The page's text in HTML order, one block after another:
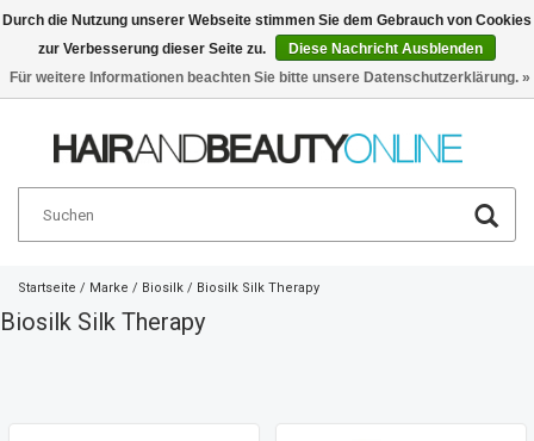
Deutsch €
Startseite / Marke / Biosilk / Biosilk Silk Therapy
Biosilk Silk Therapy
Durch die Nutzung unserer Webseite stimmen Sie dem Gebrauch von Cookies
zur Verbesserung dieser Seite zu.
Diese Nachricht Ausblenden
Für weitere Informationen beachten Sie bitte unsere Datenschutzerklärung. »